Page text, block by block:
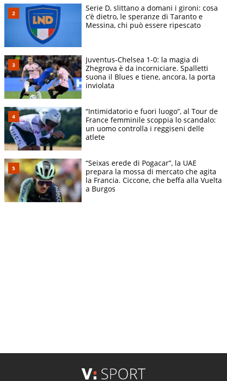
Serie D, slittano a domani i gironi: cosa
c’è dietro, le speranze di Taranto e
Messina, chi può essere ripescato
Juventus-Chelsea 1-0: la magia di
Zhegrova è da incorniciare. Spalletti
suona il Blues e tiene, ancora, la porta
inviolata
“Intimidatorio e fuori luogo”, al Tour de
France femminile scoppia lo scandalo:
un uomo controlla i reggiseni delle
atlete
“Seixas erede di Pogacar”, la UAE
prepara la mossa di mercato che agita
la Francia. Ciccone, che beffa alla Vuelta
a Burgos